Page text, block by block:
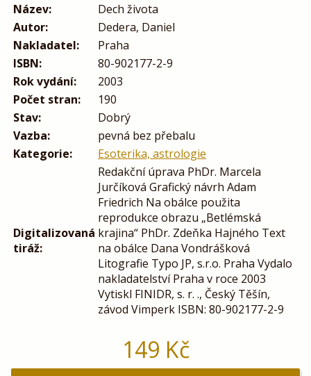
Název:
Dech života
Autor:
Dedera, Daniel
Nakladatel:
Praha
ISBN:
80-902177-2-9
Rok vydání:
2003
Počet stran:
190
Stav:
Dobrý
Vazba:
pevná bez přebalu
Kategorie:
Esoterika, astrologie
Digitalizovaná
tiráž:
Redakční úprava PhDr. Marcela
Jurčíková Grafický návrh Adam
Friedrich Na obálce použita
reprodukce obrazu „Betlémská
krajina“ PhDr. Zdeňka Hajného Text
na obálce Dana Vondrášková
Litografie Typo JP, s.r.o. Praha Vydalo
nakladatelství Praha v roce 2003
Vytiskl FINIDR, s. r. ., Český Těšín,
závod Vimperk ISBN: 80-902177-2-9
149 Kč